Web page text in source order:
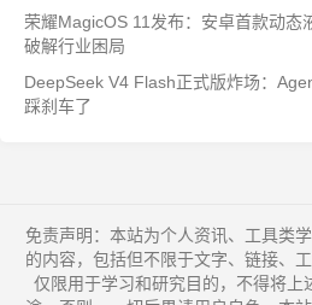
荣耀MagicOS 11发布：安卓首款动态
破解行业困局
DeepSeek V4 Flash正式版炸场：
踩刹车了
免责声明：本站为个人资讯、工具类
的内容，包括但不限于文字、链接、
仅限用于学习和研究目的，不得将上